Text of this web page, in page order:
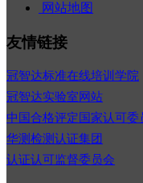
网站地图
友情链接
冠智达标准在线培训学院
冠智达实验室网站
中国合格评定国家认可委
华测检测认证集团
认证认可监督委员会